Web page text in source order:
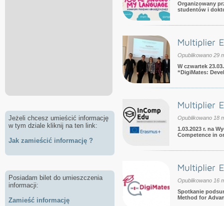
Jeżeli chcesz umieścić informację
w tym dziale kliknij na ten link:
Jak zamieścić informację ?
Posiadam bilet do umieszczenia
informacji:
Zamieść informację
Organizowany
studentów i
Opublikowano 29
W czwartek
“DigiMates:
Opublikowano 18
1.03.2023 r. na
Competence in
Opublikowano 16
Spotkanie
Method for